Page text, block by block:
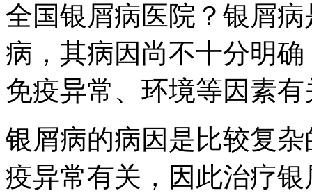
全国银屑病医院？银屑
病，其病因尚不十分明
免疫异常、环境等因素有
银屑病的病因是比较复
疫异常有关，因此治疗